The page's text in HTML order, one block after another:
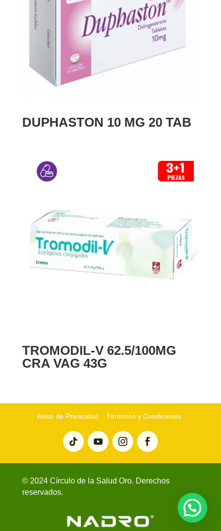
DUPHASTON 10 MG 20 TAB
TROMODIL-V 62.5/100MG
CRA VAG 43G
Aviso de Privacidad Términos y Condiciones
© 2024 Círculo de la Salud Oro. Derechos
reservados.